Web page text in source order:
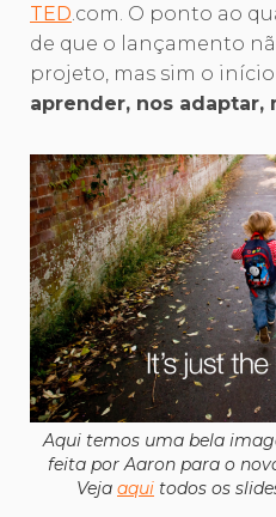
TED.com. O ponto ao
de que o lançamento
projeto, mas sim o
aprender, nos adaptar,
Aqui temos uma bela
feita por Aaron para o
Veja aqui todos os